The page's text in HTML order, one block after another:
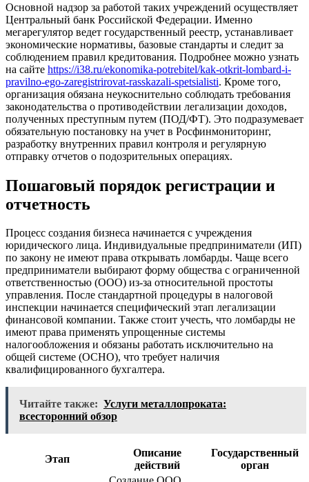
Основной надзор за работой таких учреждений осуществляет
Центральный банк Российской Федерации. Именно
мегарегулятор ведет государственный реестр, устанавливает
экономические нормативы, базовые стандарты и следит за
соблюдением правил кредитования. Подробнее можно узнать
на сайте https://i38.ru/ekonomika-potrebitel/kak-otkrit-lombard-i-
pravilno-ego-zaregistrirovat-rasskazali-spetsialisti. Кроме того,
организация обязана неукоснительно соблюдать требования
законодательства о противодействии легализации доходов,
полученных преступным путем (ПОД/ФТ). Это подразумевает
обязательную постановку на учет в Росфинмониторинг,
разработку внутренних правил контроля и регулярную
отправку отчетов о подозрительных операциях.
Пошаговый порядок регистрации и
отчетность
Процесс создания бизнеса начинается с учреждения
юридического лица. Индивидуальные предприниматели (ИП)
по закону не имеют права открывать ломбарды. Чаще всего
предприниматели выбирают форму общества с ограниченной
ответственностью (ООО) из-за относительной простоты
управления. После стандартной процедуры в налоговой
инспекции начинается специфический этап легализации
финансовой компании. Также стоит учесть, что ломбарды не
имеют права применять упрощенные системы
налогообложения и обязаны работать исключительно на
общей системе (ОСНО), что требует наличия
квалифицированного бухгалтера.
Читайте также: Услуги металлопроката:
всесторонний обзор
Этап
Описание
действий
Государственный
орган